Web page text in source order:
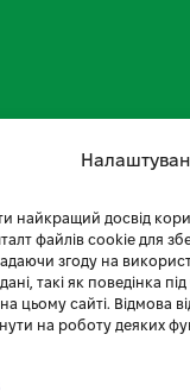
найкращий досвід
файлів cookie для
згоду на
такі як поведінка
цьому сайті. Відмова
на роботу деяких